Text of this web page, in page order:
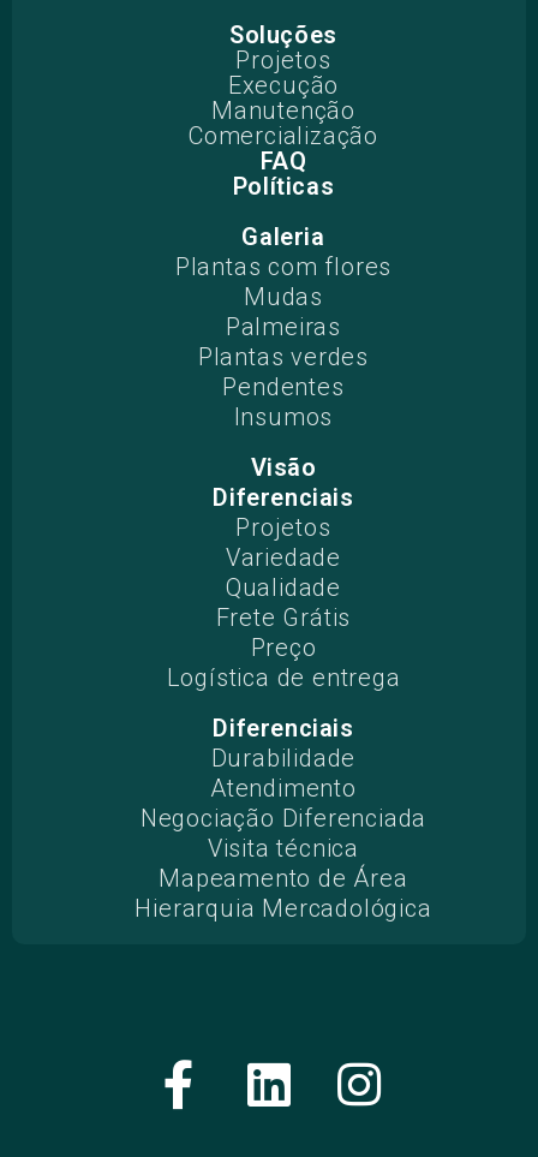
Soluções
Projetos
Execução
Manutenção
Comercialização
FAQ
Políticas
Galeria
Plantas com flores
Mudas
Palmeiras
Plantas verdes
Pendentes
Insumos
Visão
Diferenciais
Projetos​
Variedade
Qualidade
Frete Grátis
Preço
Logística de entrega
Diferenciais
Durabilidade
Atendimento
Negociação Diferenciada
Visita técnica
Mapeamento de Área
Hierarquia Mercadológica